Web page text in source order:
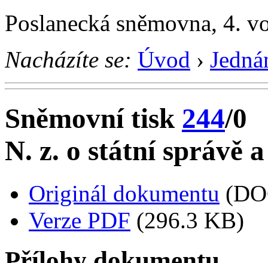
Poslanecká sněmovna, 4.
Nacházíte se: Úvod ›
Sněmovní tisk 244/0
N. z. o státní správě
Originál dokumentu
Verze PDF (296.3 KB)